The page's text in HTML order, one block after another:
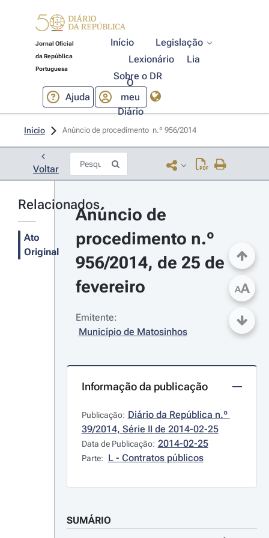
Jornal Oficial
da República
Portuguesa
Início
Legislação
Lexionário
Lia
Sobre o DR
Ajuda
O
meu
Diário
Início Anúncio de procedimento  n.º 956/2014
Voltar
Relacionados
Ato
Original
Anúncio de
procedimento n.º
956/2014, de 25 de
fevereiro
Emitente:
Município de Matosinhos
Informação da publicação
Publicação: Diário da República n.º
39/2014, Série II de 2014-02-25
Data de Publicação: 2014-02-25
Parte: L - Contratos públicos
SUMÁRIO
AA